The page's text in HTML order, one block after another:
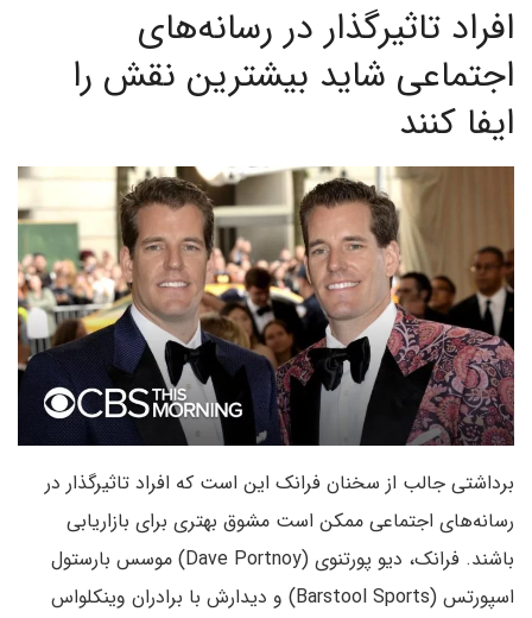
افراد تاثیر­گذار در رسانه‌­های
اجتماعی شاید بیشترین نقش را
ایفا کنند
برداشتی جالب از سخنان فرانک این است که افراد تاثیر­گذار در
رسانه­‌های اجتماعی ممکن است مشوق بهتری برای بازار­یابی
باشند. فرانک، دیو پورتنوی (Dave Portnoy) موسس بارستول
اسپورتس (Barstool Sports) و دیدارش با برادران وینکلواس